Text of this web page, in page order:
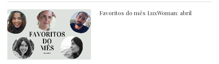
Favoritos do mês LuxWoman: abril